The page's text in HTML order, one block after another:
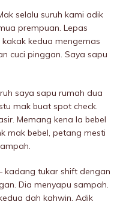
selalu suruh kami adik
prempuan. Lepas
kedua mengemas
cuci pinggan. Saya sapu
saya sapu rumah dua
mak buat spot check.
Memang kena la bebeI
mak bebel, petang mesti
kadang tukar shift dengan
Dia menyapu sampah.
dah kahwin. Adik